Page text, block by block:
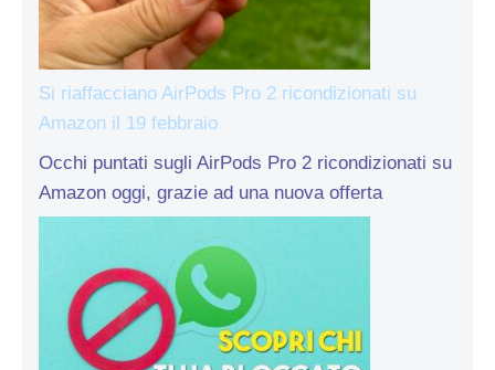
Si riaffacciano AirPods Pro 2 ricondizionati su
Amazon il 19 febbraio
Occhi puntati sugli AirPods Pro 2 ricondizionati su
Amazon oggi, grazie ad una nuova offerta